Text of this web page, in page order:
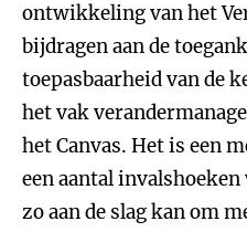
ontwikkeling van het
bijdragen aan de
toepasbaarheid van de
het vak
het Canvas. Het is een
een aantal
zo aan de slag kan om